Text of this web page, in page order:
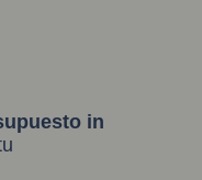
in